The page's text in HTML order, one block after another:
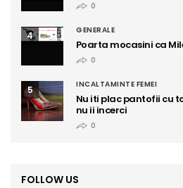
0
4 GENERALE
Poarta mocasini ca
0
5 INCALTAMINTE FEMEI
Nu iti plac pantofii cu
nu ii incerci
0
FOLLOW US